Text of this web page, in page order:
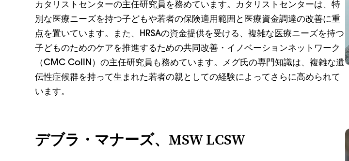
カタリストセンターの主任研究員を務めています。カタリストセンターは、特
別な医療ニーズを持つ子どもや若者の保険適用範囲と医療資金調達の改善に重
点を置いています。また、HRSAの資金提供を受ける、複雑な医療ニーズを持つ
子どものためのケアを推進するための共同改善・イノベーションネットワーク
（CMC CoIIN）の主任研究員も務めています。メグ氏の専門知識は、複雑な遺
伝性症候群を持って生まれた若者の親としての経験によってさらに高められて
います。
デブラ・マナーズ、MSW LCSW